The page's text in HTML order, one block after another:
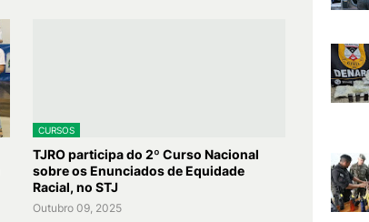
CURSOS
TJRO participa do 2º Curso Nacional
sobre os Enunciados de Equidade
Racial, no STJ
Outubro 09, 2025